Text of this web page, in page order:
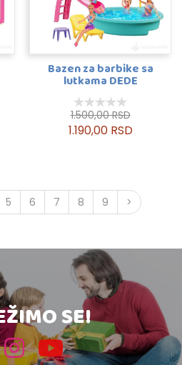
Bazen za barbike sa
lutkama DEDE
1.500,00 RSD
1.190,00 RSD
5 6 7 8 9 >
SE!